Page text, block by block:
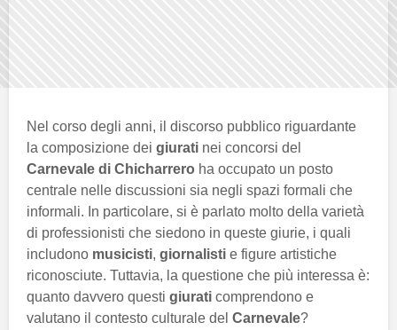
Nel corso degli anni, il discorso pubblico riguardante
la composizione dei giurati nei concorsi del
Carnevale di Chicharrero ha occupato un posto
centrale nelle discussioni sia negli spazi formali che
informali. In particolare, si è parlato molto della varietà
di professionisti che siedono in queste giurie, i quali
includono musicisti, giornalisti e figure artistiche
riconosciute. Tuttavia, la questione che più interessa è:
quanto davvero questi giurati comprendono e
valutano il contesto culturale del Carnevale?